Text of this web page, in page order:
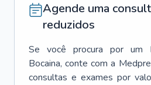
Agende uma
reduzidos
Se você procura por um
Bocaina, conte com a
consultas e exames por